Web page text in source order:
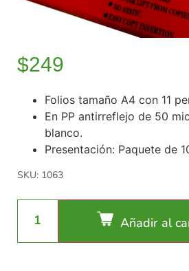
$249
Folios tamaño A4 con 11
En PP antirreflejo de 50
blanco.
Presentación: Paquete de
SKU: 1063
Añadir al